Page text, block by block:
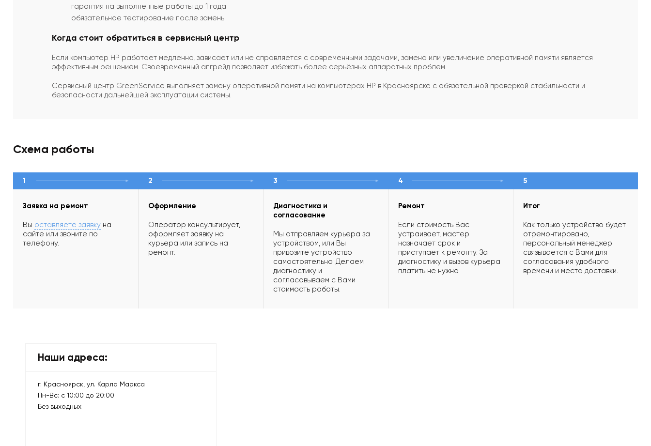
гарантия на выполненные работы до 1 года
обязательное тестирование после замены
Когда стоит обратиться в сервисный центр
Если компьютер HP работает медленно, зависает или не справляется с современными задачами, замена или увеличение оперативной памяти является
эффективным решением. Своевременный апгрейд позволяет избежать более серьёзных аппаратных проблем.
Сервисный центр GreenService выполняет замену оперативной памяти на компьютерах HP в Красноярске с обязательной проверкой стабильности и
безопасности дальнейшей эксплуатации системы.
Схема работы
1
Заявка на ремонт
Вы оставляете заявку на
сайте или звоните по
телефону.
2
Оформление
Оператор консультирует,
оформляет заявку на
курьера или запись на
ремонт.
3
Диагностика и
согласование
Мы отправляем курьера за
устройством, или Вы
привозите устройство
самостоятельно. Делаем
диагностику и
согласовываем с Вами
стоимость работы.
4
Ремонт
Если стоимость Вас
устраивает, мастер
назначает срок и
приступает к ремонту. За
диагностику и вызов курьера
платить не нужно.
5
Итог
Как только устройство будет
отремонтировано,
персональный менеджер
связывается с Вами для
согласования удобного
времени и места доставки.
Наши адреса:
г. Красноярск, ул. Карла Маркса
Пн-Вс: с 10:00 до 20:00
Без выходных